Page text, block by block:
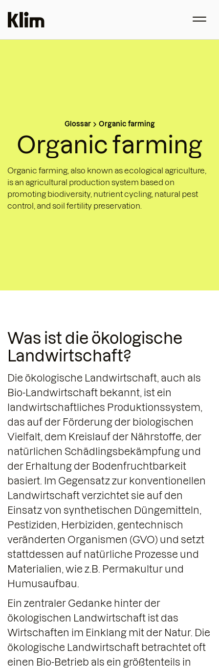
Glossar Organic farming
Organic farming
Organic farming, also known as ecological agriculture,
is an agricultural production system based on
promoting biodiversity, nutrient cycling, natural pest
control, and soil fertility preservation.
Was ist die ökologische
Landwirtschaft?
Die ökologische Landwirtschaft, auch als
Bio-Landwirtschaft bekannt, ist ein
landwirtschaftliches Produktionssystem,
das auf der Förderung der biologischen
Vielfalt, dem Kreislauf der Nährstoffe, der
natürlichen Schädlingsbekämpfung und
der Erhaltung der Bodenfruchtbarkeit
basiert. Im Gegensatz zur konventionellen
Landwirtschaft verzichtet sie auf den
Einsatz von synthetischen Düngemitteln,
Pestiziden, Herbiziden, gentechnisch
veränderten Organismen (GVO) und setzt
stattdessen auf natürliche Prozesse und
Materialien, wie z.B. Permakultur und
Humusaufbau.
Ein zentraler Gedanke hinter der
ökologischen Landwirtschaft ist das
Wirtschaften im Einklang mit der Natur. Die
ökologische Landwirtschaft betrachtet oft
einen Bio-Betrieb als ein größtenteils in